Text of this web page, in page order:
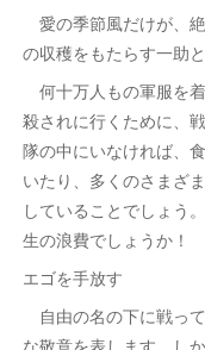
愛の季節風だけが、
の収穫をもたらす一助
何十万人もの軍服を
殺されに行くために、
隊の中にいなければ、
いたり、多くのさまざ
していることでしょう
生の浪費でしょうか！
エゴを手放す
自由の名の下に戦っ
な敬意を表します。し